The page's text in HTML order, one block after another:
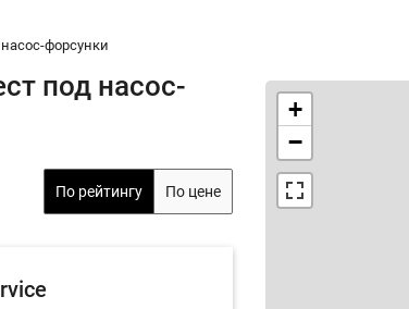
форсунки
под насос-
По рейтингу По цене
+
−